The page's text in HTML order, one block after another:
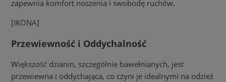
zapewnia komfort noszenia i swobodę ruchów.
[IKONA]
Przewiewność i Oddychalność
Większość dzianin, szczególnie bawełnianych, jest
przewiewna i oddychająca, co czyni je idealnymi na odzież